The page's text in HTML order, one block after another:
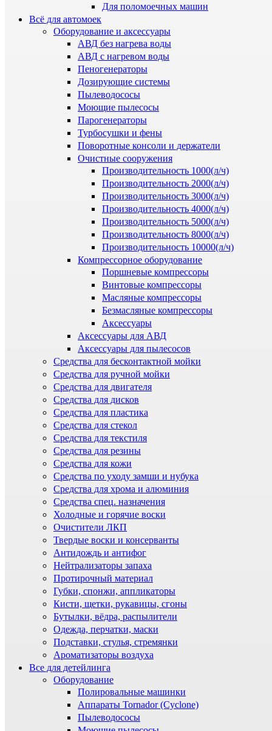
Для поломоечных машин
Всё для автомоек
Оборудование и аксессуары
АВД без нагрева воды
АВД с нагревом воды
Пеногенераторы
Дозирующие системы
Пылеводососы
Моющие пылесосы
Парогенераторы
Турбосушки и фены
Поворотные консоли и держатели
Очистные сооружения
Производительность 1000(л/ч)
Производительность 2000(л/ч)
Производительность 3000(л/ч)
Производительность 4000(л/ч)
Производительность 5000(л/ч)
Производительность 8000(л/ч)
Производительность 10000(л/ч)
Компрессорное оборудование
Поршневые компрессоры
Винтовые компрессоры
Масляные компрессоры
Безмасляные компрессоры
Аксессуары
Аксессуары для АВД
Аксессуары для пылесосов
Средства для бесконтактной мойки
Средства для ручной мойки
Средства для двигателя
Средства для дисков
Средства для пластика
Средства для стекол
Средства для текстиля
Средства для резины
Средства для кожи
Средства по уходу замши и нубука
Средства для хрома и алюминия
Средства спец. назначения
Холодные и горячие воски
Очистители ЛКП
Твердые воски и консерванты
Антидождь и антифог
Нейтрализаторы запаха
Протирочный материал
Губки, спонжи, аппликаторы
Кисти, щетки, рукавицы, сгоны
Бутылки, вёдра, распылители
Одежда, перчатки, маски
Подставки, стулья, стремянки
Ароматизаторы воздуха
Все для детейлинга
Оборудование
Полировальные машинки
Аппараты Tornador (Cyclone)
Пылеводососы